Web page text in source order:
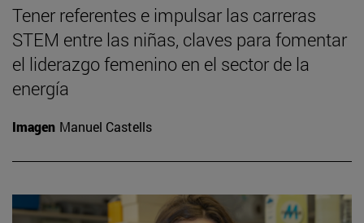
Tener referentes e impulsar las carreras
STEM entre las niñas, claves para fomentar
el liderazgo femenino en el sector de la
energía
Imagen Manuel Castells